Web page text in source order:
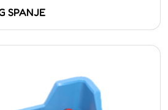
SPANJE